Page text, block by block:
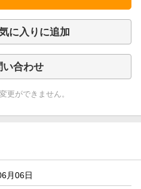
に入りに追加
い合わせ
更ができません。
月06日